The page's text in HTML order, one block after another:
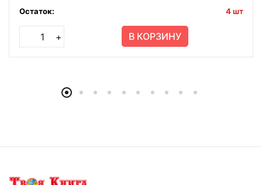
Остаток:
4 шт
+ В КОРЗИНУ